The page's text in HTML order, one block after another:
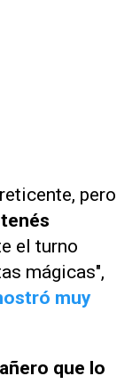
pero
el turno
mágicas",
muy
que lo